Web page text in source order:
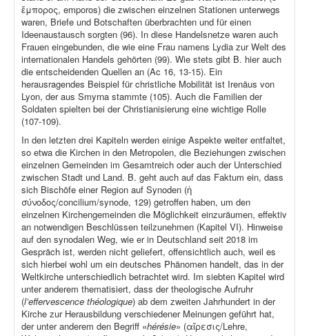
ἔμπορος, emporos) die zwischen einzelnen Stationen unterwegs
waren, Briefe und Botschaften überbrachten und für einen
Ideenaustausch sorgten (96). In diese Handelsnetze waren auch
Frauen eingebunden, die wie eine Frau namens Lydia zur Welt des
internationalen Handels gehörten (99). Wie stets gibt B. hier auch
die entscheidenden Quellen an (Ac 16, 13-15). Ein
herausragendes Beispiel für christliche Mobilität ist Irenäus von
Lyon, der aus Smyrna stammte (105). Auch die Familien der
Soldaten spielten bei der Christianisierung eine wichtige Rolle
(107-109).
In den letzten drei Kapiteln werden einige Aspekte weiter entfaltet,
so etwa die Kirchen in den Metropolen, die Beziehungen zwischen
einzelnen Gemeinden im Gesamtreich oder auch der Unterschied
zwischen Stadt und Land. B. geht auch auf das Faktum ein, dass
sich Bischöfe einer Region auf Synoden (ἡ
σύνοδος/concilium/synode, 129) getroffen haben, um den
einzelnen Kirchengemeinden die Möglichkeit einzuräumen, effektiv
an notwendigen Beschlüssen teilzunehmen (Kapitel VI). Hinweise
auf den synodalen Weg, wie er in Deutschland seit 2018 im
Gespräch ist, werden nicht geliefert, offensichtlich auch, weil es
sich hierbei wohl um ein deutsches Phänomen handelt, das in der
Weltkirche unterschiedlich betrachtet wird. Im siebten Kapitel wird
unter anderem thematisiert, dass der theologische Aufruhr
(l’effervescence théologique) ab dem zweiten Jahrhundert in der
Kirche zur Herausbildung verschiedener Meinungen geführt hat,
der unter anderem den Begriff «hérésie» (αἵρεσις/Lehre,